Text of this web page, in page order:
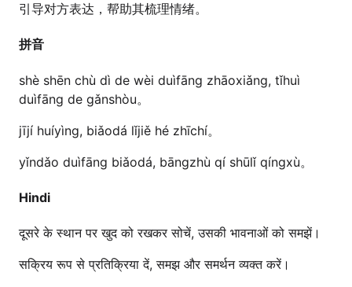
引导对方表达，帮助其梳理情绪。
拼音
shè shēn chù dì de wèi duìfāng zhāoxiǎng, tǐhuì
duìfāng de gǎnshòu。
jījí huíyìng, biǎodá lǐjiě hé zhīchí。
yǐndǎo duìfāng biǎodá, bāngzhù qí shūlǐ qíngxù。
Hindi
दूसरे के स्थान पर खुद को रखकर सोचें, उसकी भावनाओं को समझें।
सक्रिय रूप से प्रतिक्रिया दें, समझ और समर्थन व्यक्त करें।